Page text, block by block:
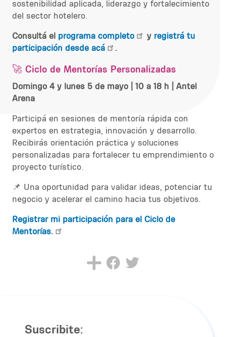
sostenibilidad aplicada, liderazgo y fortalecimiento
del sector hotelero.
Consultá el programa completo y registrá tu
participación desde acá
.
🚀 Ciclo de Mentorías Personalizadas
Domingo 4 y lunes 5 de mayo | 10 a 18 h | Antel
Arena
Participá en sesiones de mentoría rápida con
expertos en estrategia, innovación y desarrollo.
Recibirás orientación práctica y soluciones
personalizadas para fortalecer tu emprendimiento o
proyecto turístico.
📌 Una oportunidad para validar ideas, potenciar tu
negocio y acelerar el camino hacia tus objetivos.
Registrar mi participación para el Ciclo de
Mentorías.
Suscribite: